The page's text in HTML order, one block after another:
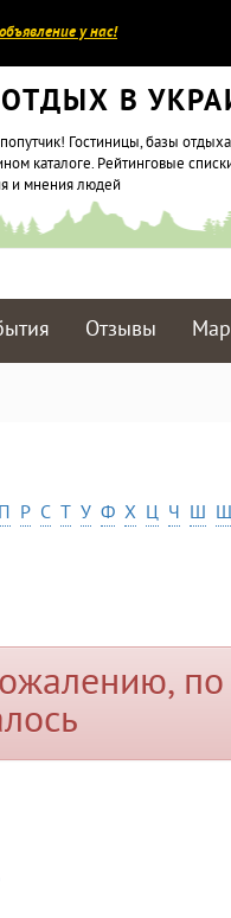
у нас!
В
Гостиницы, базы
каталоге. Рейтинговые
и мнения людей
Отзывы
П Р С Т У Ф Х Ц Ч Ш